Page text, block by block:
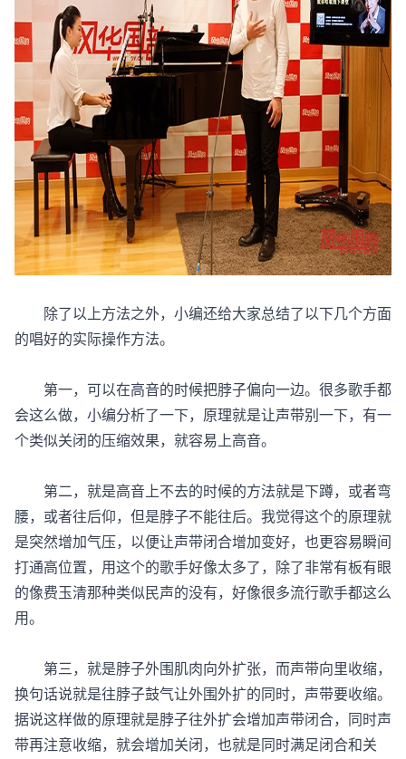
除了以上方法之外，小编还给大家总结了以下几个方面
的唱好的实际操作方法。
第一，可以在高音的时候把脖子偏向一边。很多歌手都
会这么做，小编分析了一下，原理就是让声带别一下，有一
个类似关闭的压缩效果，就容易上高音。
第二，就是高音上不去的时候的方法就是下蹲，或者弯
腰，或者往后仰，但是脖子不能往后。我觉得这个的原理就
是突然增加气压，以便让声带闭合增加变好，也更容易瞬间
打通高位置，用这个的歌手好像太多了，除了非常有板有眼
的像费玉清那种类似民声的没有，好像很多流行歌手都这么
用。
第三，就是脖子外围肌肉向外扩张，而声带向里收缩，
换句话说就是往脖子鼓气让外围外扩的同时，声带要收缩。
据说这样做的原理就是脖子往外扩会增加声带闭合，同时声
带再注意收缩，就会增加关闭，也就是同时满足闭合和关